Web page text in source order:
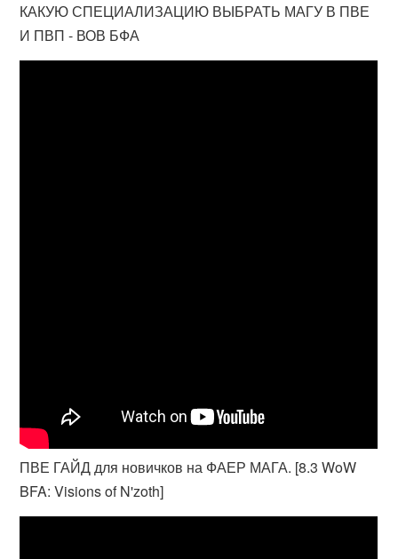
КАКУЮ СПЕЦИАЛИЗАЦИЮ ВЫБРАТЬ МАГУ В ПВЕ
И ПВП - ВОВ БФА
ПВЕ ГАЙД для новичков на ФАЕР МАГА. [8.3 WoW
BFA: Visions of N'zoth]